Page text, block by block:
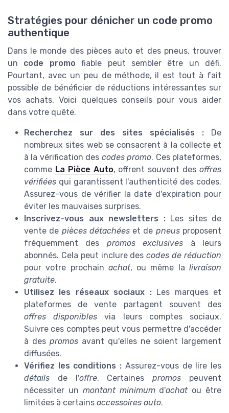
Stratégies pour dénicher un code promo
authentique
Dans le monde des pièces auto et des pneus, trouver
un code promo fiable peut sembler être un défi.
Pourtant, avec un peu de méthode, il est tout à fait
possible de bénéficier de réductions intéressantes sur
vos achats. Voici quelques conseils pour vous aider
dans votre quête.
Recherchez sur des sites spécialisés : De
nombreux sites web se consacrent à la collecte et
à la vérification des codes promo. Ces plateformes,
comme La Pièce Auto, offrent souvent desoffres
vérifiées qui garantissent l'authenticité des codes.
Assurez-vous de vérifier la date d'expiration pour
éviter les mauvaises surprises.
Inscrivez-vous aux newsletters :Les sites de
vente de pièces détachéeset de pneusproposent
fréquemment des promos exclusives à leurs
abonnés. Cela peut inclure descodes de réduction
pour votre prochain achat, ou même lalivraison
gratuite.
Utilisez les réseaux sociaux :Les marques et
plateformes de vente partagent souvent des
offres disponibles via leurs comptes sociaux.
Suivre ces comptes peut vous permettre d'accéder
à des promos avant qu'elles ne soient largement
diffusées.
Vérifiez les conditions : Assurez-vous de lire les
détails de l'offre. Certainespromos peuvent
nécessiter un montant minimumd'achatou être
limitées à certains accessoires auto.